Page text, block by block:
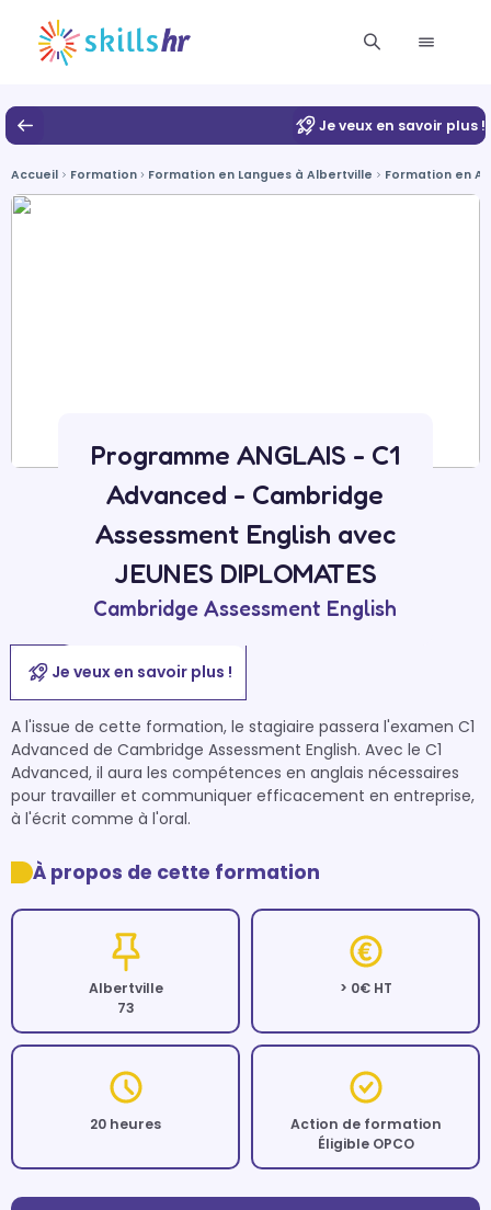
Je veux en savoir plus !
Accueil Formation Formation en Langues à Albertville Formation en
Programme ANGLAIS - C1
Advanced - Cambridge
Assessment English avec
JEUNES DIPLOMATES
Cambridge Assessment English
Je veux en savoir plus !
A l'issue de cette formation, le stagiaire passera l'examen C1
Advanced de Cambridge Assessment English. Avec le C1
Advanced, il aura les compétences en anglais nécessaires
pour travailler et communiquer efficacement en entreprise,
à l'écrit comme à l'oral.
À propos de cette formation
Albertville
73
> 0€ HT
20 heures
Action de formation
Éligible OPCO